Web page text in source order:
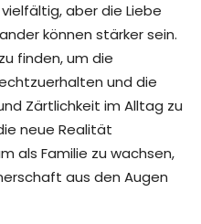
aber die Liebe
können stärker sein.
finden, um die
und die
Zärtlichkeit im Alltag zu
neue Realität
als Familie zu wachsen,
aus den Augen